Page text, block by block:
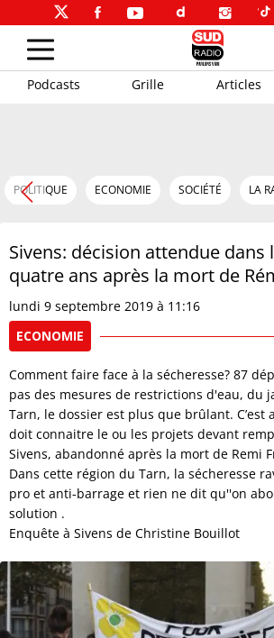
Podcasts Grille Articles
POLITIQUE ECONOMIE SOCIÉTÉ LA
Sivens: décision attendue dans
quatre ans après la mort de
lundi 9 septembre 2019 à 11:16
ECONOMIE
Comment faire face à la sécheresse? 87
pas des mesures de restrictions d'eau, du
Tarn, le dossier est plus que brûlant.
doit connaitre le ou les projets devant
Sivens, abandonné après la mort de Remi
Dans cette région du Tarn, la sécheresse
pro et anti-barrage et rien ne dit qu''on
solution .
Enquête à Sivens de Christine Bouillot